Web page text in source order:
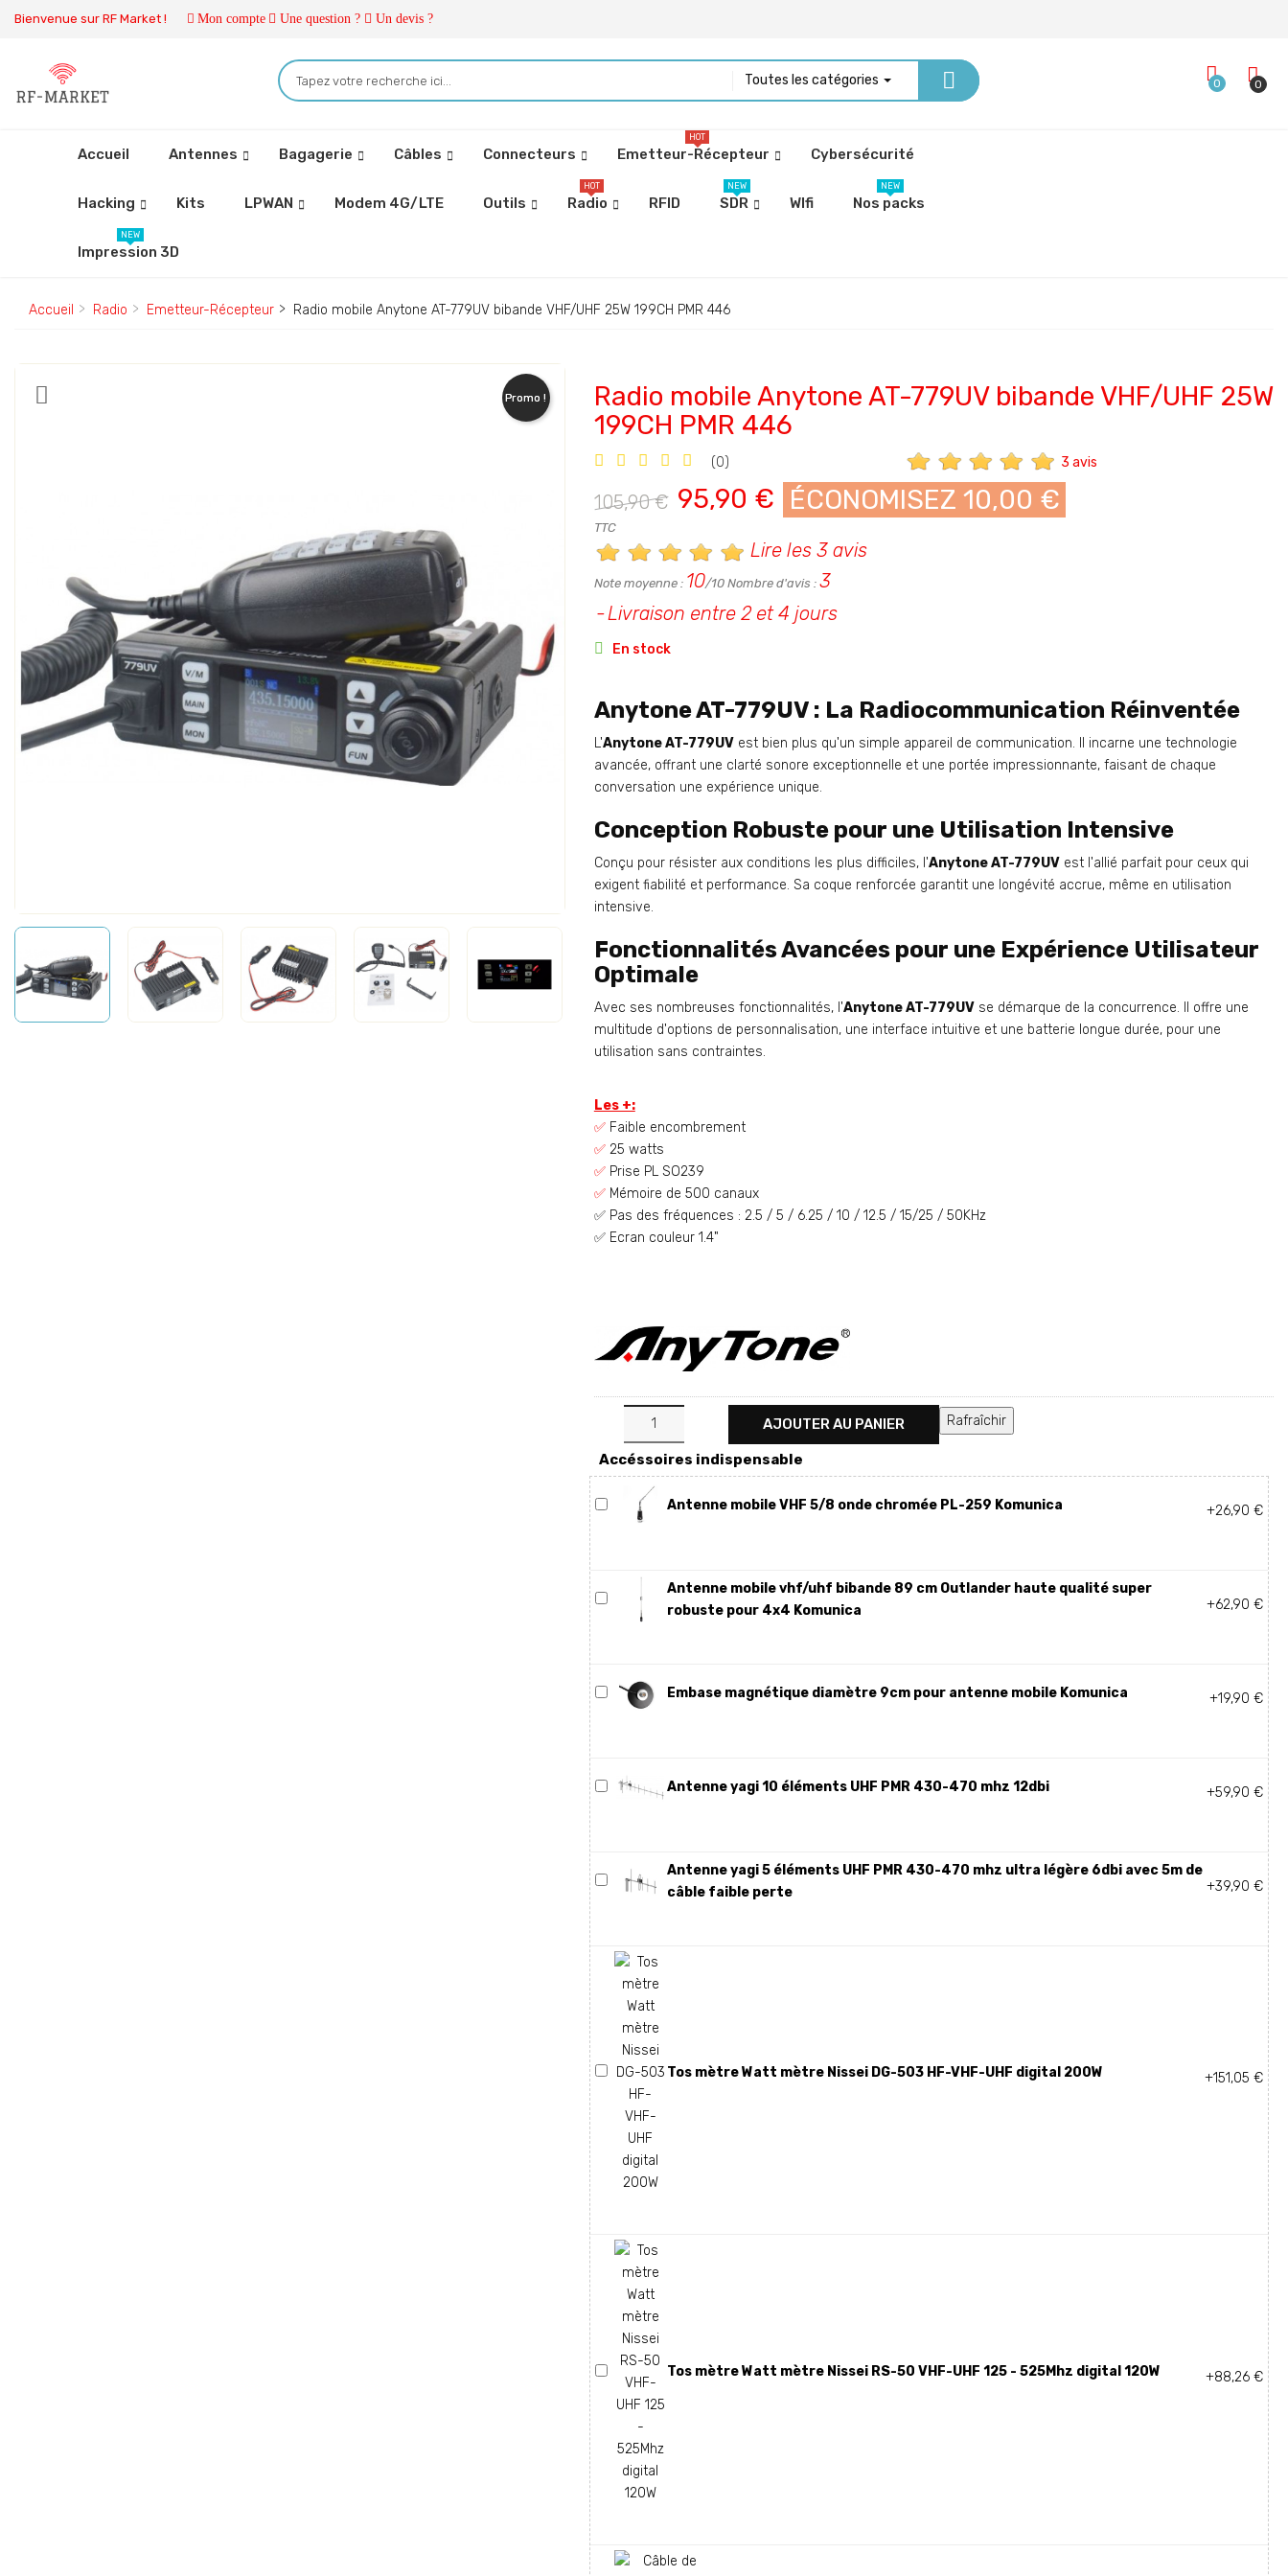
Bienvenue sur RF Market ! Mon compte Une question ? Un devis ?
Toutes les catégories 0 0
Accueil Antennes Bagagerie Câbles Connecteurs Emetteur-Récepteur
HOT
Cybersécurité
Hacking Kits LPWAN Modem 4G/LTE Outils Radio
HOT
RFID SDR
NEW
WIfi Nos packs
NEW
Impression 3D
NEW
Accueil Radio Emetteur-Récepteur Radio mobile Anytone AT-779UV bibande VHF/UHF 25W 199CH PMR 446
Promo !
Radio mobile Anytone AT-779UV bibande VHF/UHF 25W
199CH PMR 446
(0) 3 avis
105,90 € 95,90 € ÉCONOMISEZ 10,00 €
TTC
Lire les 3 avis
Note moyenne : 10/10 Nombre d'avis : 3
Livraison entre 2 et 4 jours
 En stock
Anytone AT-779UV : La Radiocommunication Réinventée
L'Anytone AT-779UVest bien plus qu'un simple appareil de communication. Il incarne une technologie
avancée, offrant une clarté sonore exceptionnelle et une portée impressionnante, faisant de chaque
conversation une expérience unique.
Conception Robuste pour une Utilisation Intensive
Conçu pour résister aux conditions les plus difficiles, l'Anytone AT-779UVest l'allié parfait pour ceux qui
exigent fiabilité et performance. Sa coque renforcée garantit une longévité accrue, même en utilisation
intensive.
Fonctionnalités Avancées pour une Expérience Utilisateur
Optimale
Avec ses nombreuses fonctionnalités, l'Anytone AT-779UVse démarque de la concurrence. Il offre une
multitude d'options de personnalisation, une interface intuitive et une batterie longue durée, pour une
utilisation sans contraintes.
Les +:
✅ Faible encombrement
✅ 25 watts
✅ Prise PL SO239
✅ Mémoire de 500 canaux
✅ Pas des fréquences : 2.5 / 5 / 6.25 / 10 / 12.5 / 15/25 / 50KHz
✅ Ecran couleur 1.4"
AJOUTER AU PANIER
Accéssoires indispensable
Antenne mobile VHF 5/8 onde chromée PL-259 Komunica +26,90 €
Antenne mobile vhf/uhf bibande 89 cm Outlander haute qualité super
robuste pour 4x4 Komunica
+62,90 €
Embase magnétique diamètre 9cm pour antenne mobile Komunica +19,90 €
Antenne yagi 10 éléments UHF PMR 430-470 mhz 12dbi +59,90 €
Antenne yagi 5 éléments UHF PMR 430-470 mhz ultra légère 6dbi avec 5m de
câble faible perte
+39,90 €
Tos mètre Watt mètre Nissei DG-503 HF-VHF-UHF digital 200W +151,05 €
Tos mètre Watt mètre Nissei RS-50 VHF-UHF 125 - 525Mhz digital 120W +88,26 €